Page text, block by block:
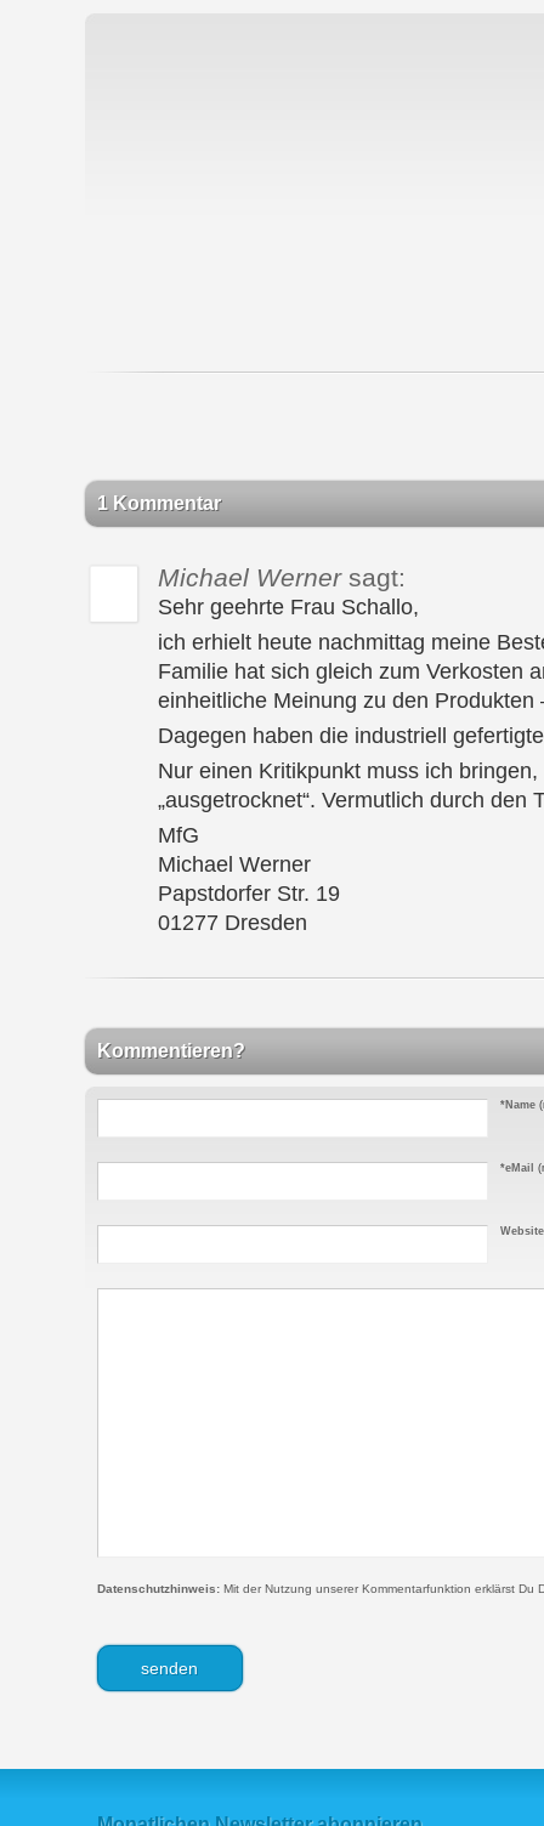
1 Kommentar
Michael Werner sagt:
Sehr geehrte Frau Schallo,
ich erhielt heute nachmittag meine
Familie hat sich gleich zum Verkosten
einheitliche Meinung zu den
Dagegen haben die industriell
Nur einen Kritikpunkt muss ich
„ausgetrocknet“. Vermutlich durch den
MfG
Michael Werner
Papstdorfer Str. 19
01277 Dresden
Kommentieren?
*Name
*eMail
Website
Datenschutzhinweis: Mit der Nutzung unserer Kommentarfunktion erklärst Du